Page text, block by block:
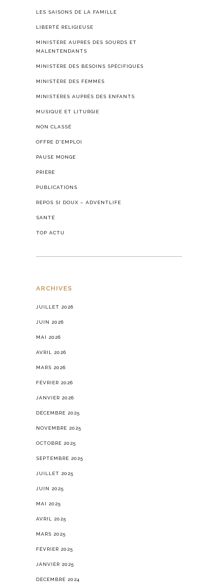
LES SAISONS DE LA FAMILLE
LIBERTÉ RELIGIEUSE
MINISTÈRE AUPRÈS DES SOURDS ET
MALENTENDANTS
MINISTÈRE DES BESOINS SPÉCIFIQUES
MINISTÈRE DES FEMMES
MINISTÈRES AUPRÈS DES ENFANTS
MUSIQUE ET LITURGIE
NON CLASSÉ
OFFRE D'EMPLOI
PAUSE MONGE
PRIÈRE
PUBLICATIONS
REPOS SI DOUX – ADVENTLIFE
SANTÉ
TOP ACTU
ARCHIVES
JUILLET 2026
JUIN 2026
MAI 2026
AVRIL 2026
MARS 2026
FÉVRIER 2026
JANVIER 2026
DÉCEMBRE 2025
NOVEMBRE 2025
OCTOBRE 2025
SEPTEMBRE 2025
JUILLET 2025
JUIN 2025
MAI 2025
AVRIL 2025
MARS 2025
FÉVRIER 2025
JANVIER 2025
DÉCEMBRE 2024